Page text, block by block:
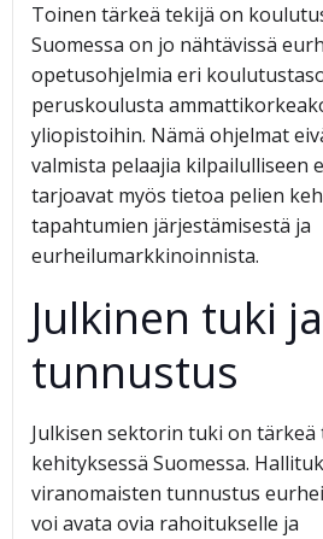
Toinen tärkeä tekijä on
Suomessa on jo nähtävissä
opetusohjelmia eri
peruskoulusta
yliopistoihin. Nämä ohjelmat
valmista pelaajia kilpailulliseen
tarjoavat myös tietoa pelien
tapahtumien järjestämisestä ja
eurheilumarkkinoinnista.
Julkinen tuki ja
tunnustus
Julkisen sektorin tuki on
kehityksessä Suomessa.
viranomaisten tunnustus
voi avata ovia rahoitukselle ja